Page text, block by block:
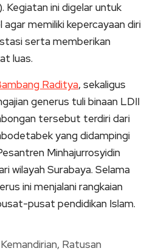
Kegiatan ini digelar untuk
memiliki kepercayaan diri
serta memberikan
luas.
Raditya, sekaligus
generus tuli binaan LDII
tersebut terdiri dari
yang didampingi
Minhajurrosyidin
wilayah Surabaya. Selama
ini menjalani rangkaian
pusat pendidikan Islam.